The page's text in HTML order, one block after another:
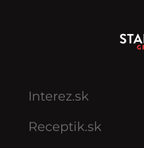
Interez.sk
Receptik.sk